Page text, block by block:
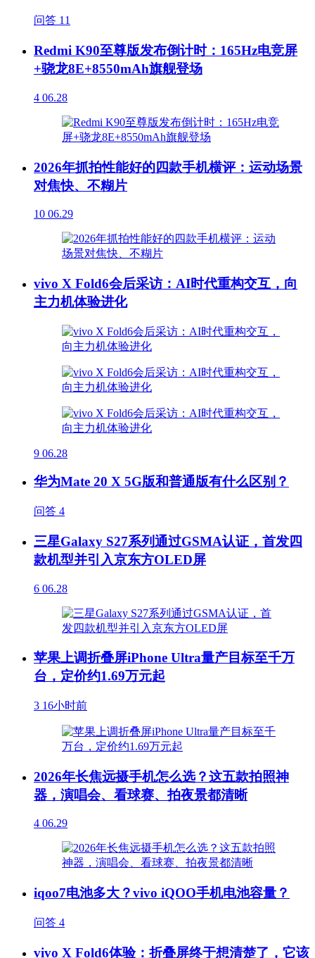
问答 11
Redmi K90至尊版发布倒计时：165Hz电竞屏
+骁龙8E+8550mAh旗舰登场
4 06.28
2026年抓拍性能好的四款手机横评：运动场景
对焦快、不糊片
10 06.29
vivo X Fold6会后采访：AI时代重构交互，向
主力机体验进化
9 06.28
华为Mate 20 X 5G版和普通版有什么区别？
问答 4
三星Galaxy S27系列通过GSMA认证，首发四
款机型并引入京东方OLED屏
6 06.28
苹果上调折叠屏iPhone Ultra量产目标至千万
台，定价约1.69万元起
3 16小时前
2026年长焦远摄手机怎么选？这五款拍照神
器，演唱会、看球赛、拍夜景都清晰
4 06.29
iqoo7电池多大？vivo iQOO手机电池容量？
问答 4
vivo X Fold6体验：折叠屏终于想清楚了，它该